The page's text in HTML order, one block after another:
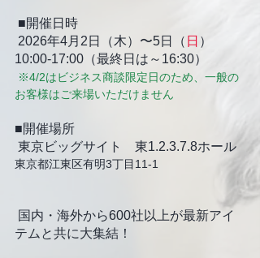
■開催日時
2026年4月2日（木）〜5日（ 日 ）
10:00-17:00（最終日は～16:30）
※4/2はビジネス商談限定日のため、一般の
お客様はご来場いただけません
■開催場所
東京ビッグサイト　東1.2.3.7.8ホール
東京都江東区有明3丁目11-1
テムと共に大集結！